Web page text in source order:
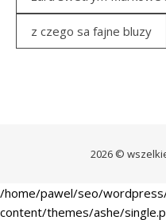
z czego sa fajne bluzy
2026 ©
/home/pawel/seo/
content/themes/ashe/